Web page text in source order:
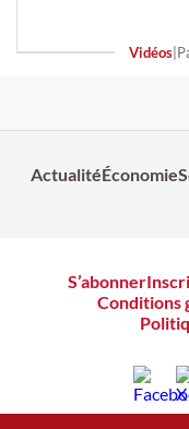
Vidéos|
ActualitéÉconomie
S’abonner
Conditions